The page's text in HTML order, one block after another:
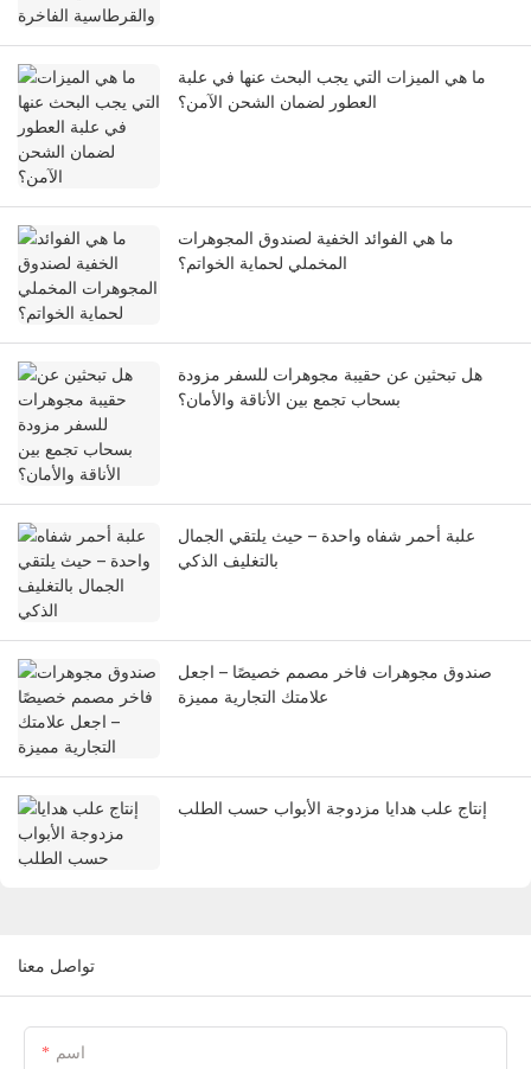
ما هي الميزات التي يجب البحث عنها في علبة
العطور لضمان الشحن الآمن؟
ما هي الفوائد الخفية لصندوق المجوهرات
المخملي لحماية الخواتم؟
هل تبحثين عن حقيبة مجوهرات للسفر مزودة
بسحاب تجمع بين الأناقة والأمان؟
علبة أحمر شفاه واحدة – حيث يلتقي الجمال
بالتغليف الذكي
صندوق مجوهرات فاخر مصمم خصيصًا – اجعل
علامتك التجارية مميزة
إنتاج علب هدايا مزدوجة الأبواب حسب الطلب
تواصل معنا
اسم